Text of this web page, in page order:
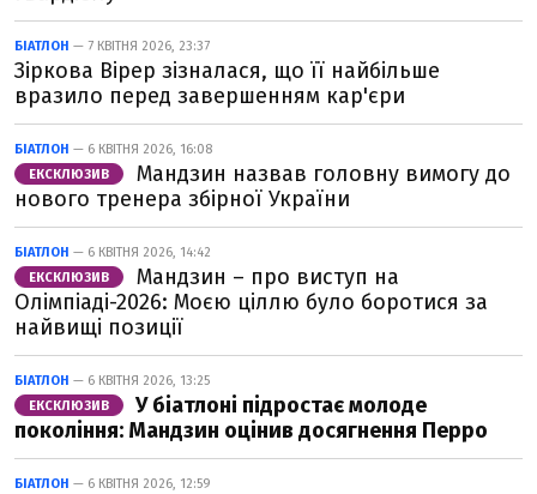
БІАТЛОН — 7 КВІТНЯ 2026, 23:37
Зіркова Вірер зізналася, що її найбільше
вразило перед завершенням кар'єри
БІАТЛОН — 6 КВІТНЯ 2026, 16:08
ЕКСКЛЮЗИВ
Мандзин назвав головну вимогу до
нового тренера збірної України
БІАТЛОН — 6 КВІТНЯ 2026, 14:42
ЕКСКЛЮЗИВ
Мандзин – про виступ на
Олімпіаді-2026: Моєю ціллю було боротися за
найвищі позиції
БІАТЛОН — 6 КВІТНЯ 2026, 13:25
ЕКСКЛЮЗИВ
У біатлоні підростає молоде
покоління: Мандзин оцінив досягнення Перро
БІАТЛОН — 6 КВІТНЯ 2026, 12:59